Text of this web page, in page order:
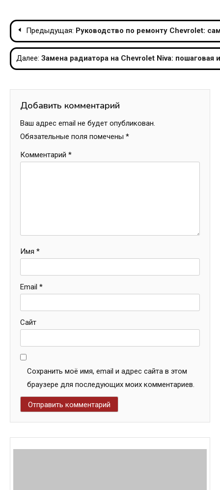
Навигация
по
записям
Предыдущая: Руководство по ремонту Chevrolet:
Далее: Замена радиатора на Chevrolet Niva: пошаговая
Добавить комментарий
Ваш адрес email не будет опубликован.
Обязательные поля помечены *
Комментарий *
Имя *
Email *
Сайт
Сохранить моё имя, email и адрес сайта в этом
браузере для последующих моих комментариев.